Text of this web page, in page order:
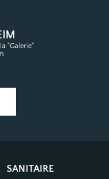
"Galerie"
SANITAIRE